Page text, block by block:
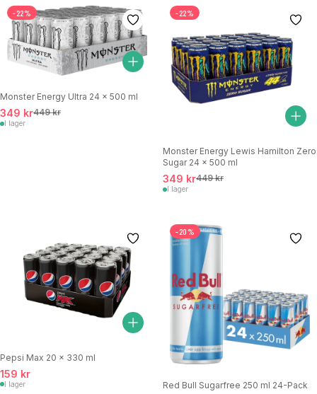
-22%
Monster Energy Ultra 24 x 500 ml
349 kr449 kr
I lager
-22%
Monster Energy Lewis Hamilton Zero
Sugar 24 x 500 ml
349 kr449 kr
I lager
Pepsi Max 20 x 330 ml
159 kr
I lager
-20%
Red Bull Sugarfree 250 ml 24-Pack